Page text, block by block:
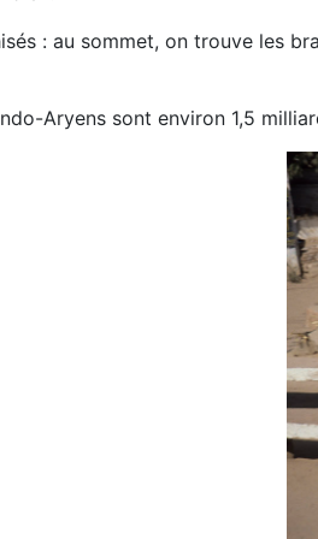
: au sommet, on trouve les
Aryens sont environ 1,5